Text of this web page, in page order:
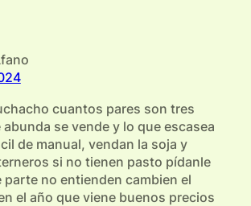
cuantos pares son tres
se vende y lo que escasea
de manual, vendan la soja y
si no tienen pasto pídanle
parte no entienden cambien el
el año que viene buenos precios